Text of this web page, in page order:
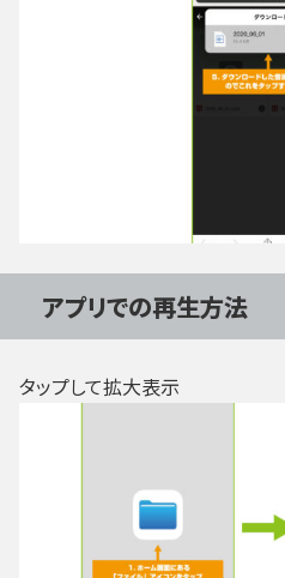
アプリでの再生方法
タップして拡大表示